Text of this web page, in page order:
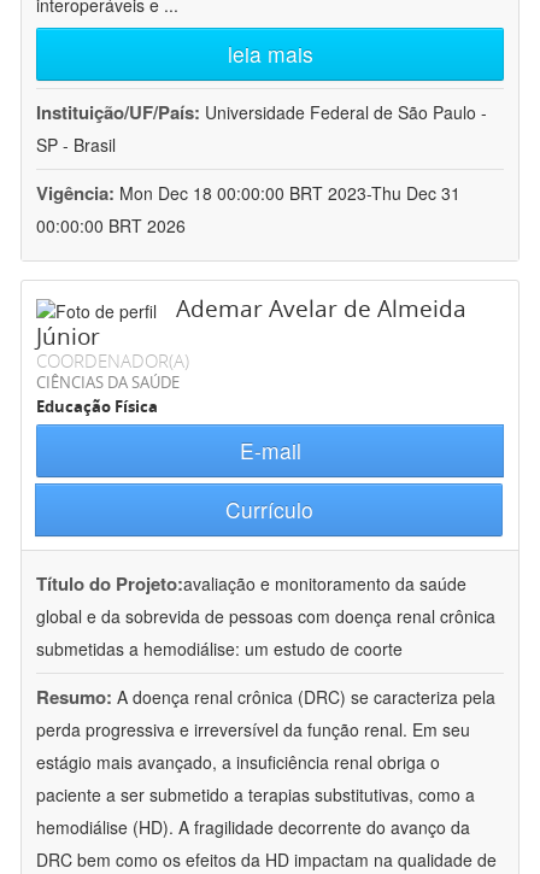
interoperáveis e ...
leia mais
Instituição/UF/País: Universidade Federal de São Paulo -
SP - Brasil
Vigência: Mon Dec 18 00:00:00 BRT 2023-Thu Dec 31
00:00:00 BRT 2026
Ademar Avelar de Almeida
Júnior
COORDENADOR(A)
CIÊNCIAS DA SAÚDE
Educação Física
E-mail
Currículo
Título do Projeto:avaliação e monitoramento da saúde
global e da sobrevida de pessoas com doença renal crônica
submetidas a hemodiálise: um estudo de coorte
Resumo: A doença renal crônica (DRC) se caracteriza pela
perda progressiva e irreversível da função renal. Em seu
estágio mais avançado, a insuficiência renal obriga o
paciente a ser submetido a terapias substitutivas, como a
hemodiálise (HD). A fragilidade decorrente do avanço da
DRC bem como os efeitos da HD impactam na qualidade de